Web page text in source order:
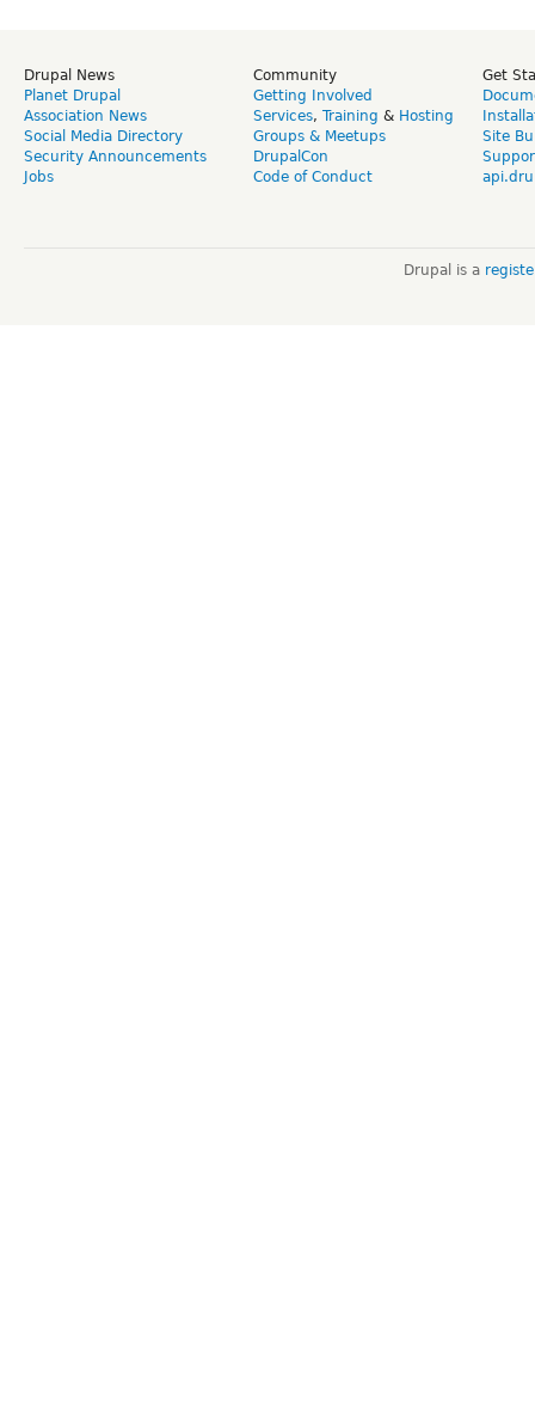
Drupal News
Planet Drupal
Association News
Social Media Directory
Security Announcements
Jobs
Community
Getting Involved
Services, Training & Hosting
Groups & Meetups
DrupalCon
Code of Conduct
Get
Site
Drupal is a